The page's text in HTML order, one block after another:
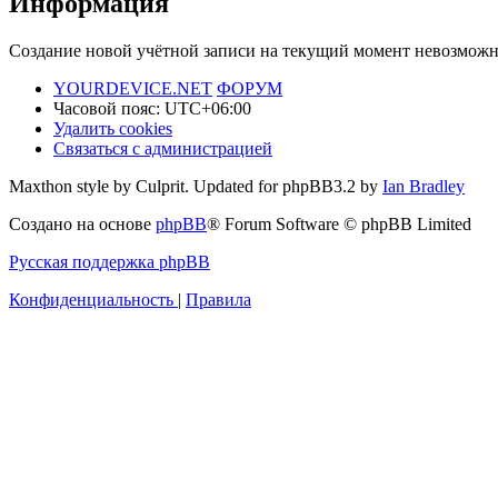
Создание новой учётной записи на текущий момент
YOURDEVICE.NET ФОРУМ
Часовой пояс: UTC+06:00
Удалить cookies
Связаться с администрацией
Maxthon style by Culprit. Updated for phpBB3.2 by Ian Bradley
Создано на основе phpBB® Forum Software © phpBB Limited
Русская поддержка phpBB
Конфиденциальность | Правила